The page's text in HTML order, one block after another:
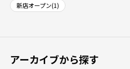
新店オープン(1)
アーカイブから探す